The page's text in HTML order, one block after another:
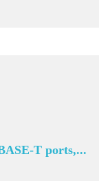
T ports,...